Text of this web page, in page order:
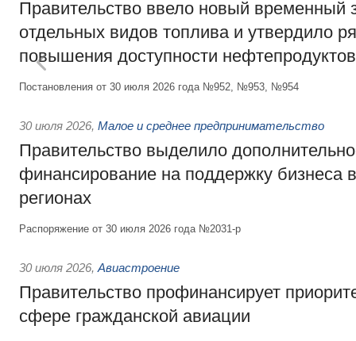
Правительство ввело новый временный
отдельных видов топлива и утвердило
повышения доступности нефтепродуктов
Постановления от 30 июля 2026 года №952, №953, №954
30 июля 2026, Малое и среднее предпринимательство
Правительство выделило
финансирование на поддержку бизнеса
регионах
Распоряжение от 30 июля 2026 года №2031-р
30 июля 2026, Авиастроение
Правительство профинансирует
сфере гражданской авиации